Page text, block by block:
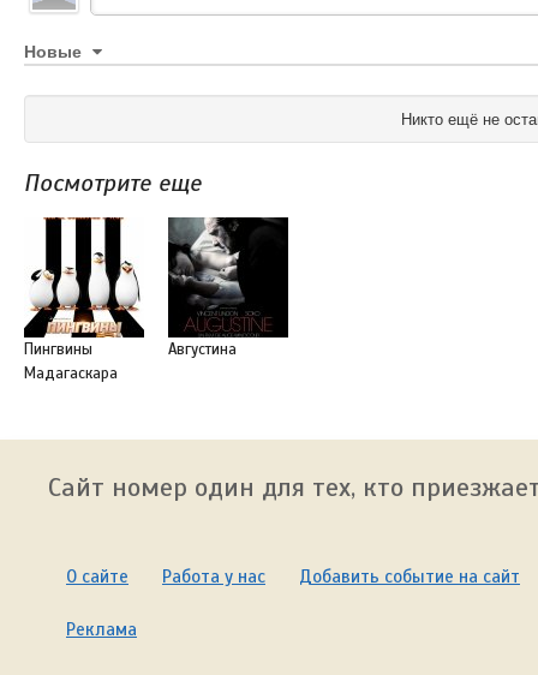
Новые
Никто ещё не
Посмотрите еще
Пингвины
Мадагаскара
Августина
Сайт номер один для тех, кто
О сайте Работа у нас Добавить событие на сайт
Реклама